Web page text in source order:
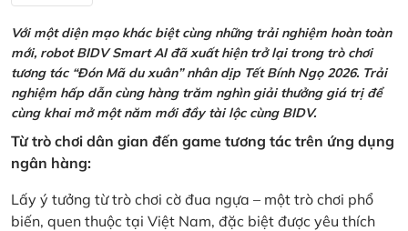
Với một diện mạo khác biệt cùng những trải nghiệm hoàn toàn
mới, robot BIDV Smart AI đã xuất hiện trở lại trong trò chơi
tương tác “Đón Mã du xuân” nhân dịp Tết Bính Ngọ 2026. Trải
nghiệm hấp dẫn cùng hàng trăm nghìn giải thưởng giá trị để
cùng khai mở một năm mới đầy tài lộc cùng BIDV.
Từ trò chơi dân gian đến game tương tác trên ứng dụng
ngân hàng:
Lấy ý tưởng từ trò chơi cờ đua ngựa – một trò chơi phổ
biến, quen thuộc tại Việt Nam, đặc biệt được yêu thích